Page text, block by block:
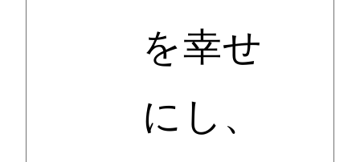
を幸せ
にし、